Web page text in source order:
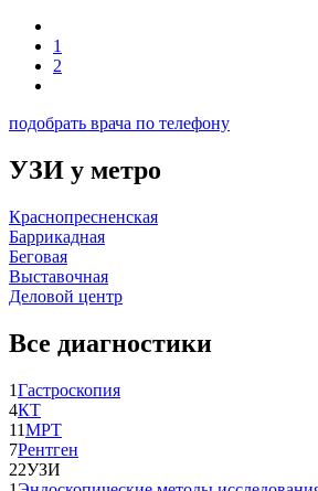
1
2
подобрать врача по телефону
УЗИ у метро
Краснопресненская
Баррикадная
Беговая
Выставочная
Деловой центр
Все диагностики
1Гастроскопия
4КТ
11МРТ
7Рентген
22УЗИ